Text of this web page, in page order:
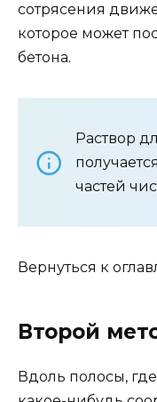
сотрясения
которое может
бетона.
Раствор
частей
Вернуться к
Второй
Вдоль полосы,